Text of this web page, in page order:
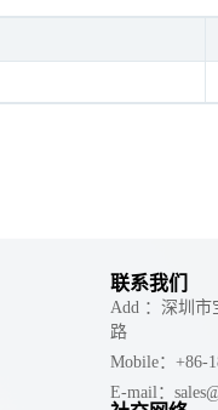
联系我们
Add ：深圳市
路
Mobile：+86-
E-mail：